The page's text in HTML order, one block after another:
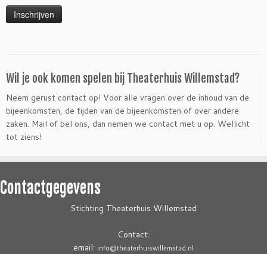
Wil je ook komen spelen bij Theaterhuis Willemstad?
Neem gerust contact op! Voor alle vragen over de inhoud van de
bijeenkomsten, de tijden van de bijeenkomsten of over andere
zaken. Mail of bel ons, dan nemen we contact met u op. Wellicht
tot ziens!
Contactgegevens
Stichting Theaterhuis Willemstad
Contact:
email: info@theaterhuiswillemstad.nl